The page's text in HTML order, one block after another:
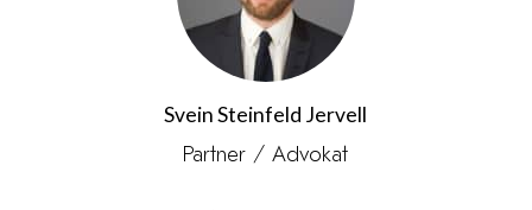
Svein Steinfeld Jervell
Partner / Advokat